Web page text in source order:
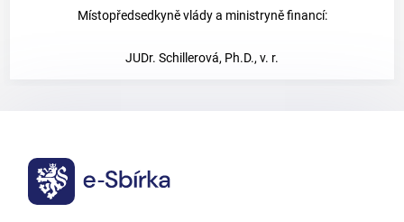
Místopředsedkyně vlády a ministryně financí:
JUDr. Schillerová, Ph.D., v. r.